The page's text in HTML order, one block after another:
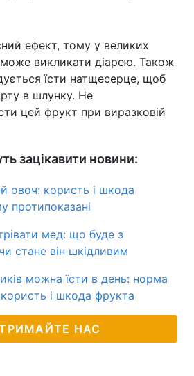
ефект, тому у великих
може викликати діарею. Також
їсти натщесерце, щоб
в шлунку. Не
цей фрукт при виразковій
зацікавити новини:
овоч: користь і шкода
протипоказані
мед: що буде з
стане він шкідливим
можна їсти в день: норма
і шкода фрукта
НАС